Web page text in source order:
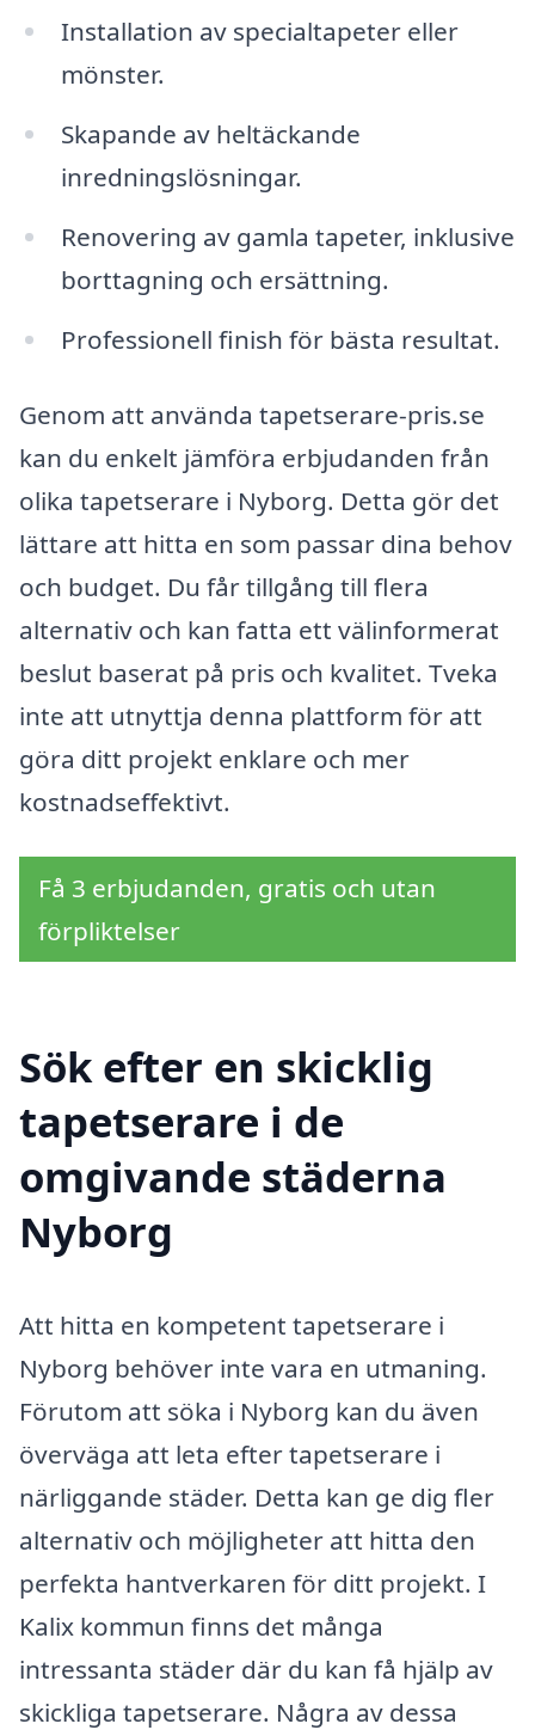
Installation av specialtapeter eller
mönster.
Skapande av heltäckande
inredningslösningar.
Renovering av gamla tapeter, inklusive
borttagning och ersättning.
Professionell finish för bästa resultat.
Genom att använda tapetserare-pris.se
kan du enkelt jämföra erbjudanden från
olika tapetserare i Nyborg. Detta gör det
lättare att hitta en som passar dina behov
och budget. Du får tillgång till flera
alternativ och kan fatta ett välinformerat
beslut baserat på pris och kvalitet. Tveka
inte att utnyttja denna plattform för att
göra ditt projekt enklare och mer
kostnadseffektivt.
Få 3 erbjudanden, gratis och utan
förpliktelser
Sök efter en skicklig
tapetserare i de
omgivande städerna
Nyborg
Att hitta en kompetent tapetserare i
Nyborg behöver inte vara en utmaning.
Förutom att söka i Nyborg kan du även
överväga att leta efter tapetserare i
närliggande städer. Detta kan ge dig fler
alternativ och möjligheter att hitta den
perfekta hantverkaren för ditt projekt. I
Kalix kommun finns det många
intressanta städer där du kan få hjälp av
skickliga tapetserare. Några av dessa